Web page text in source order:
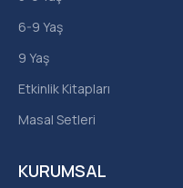
KURUMSAL
6-9 Yaş
9 Yaş
Etkinlik Kitapları
Masal Setleri